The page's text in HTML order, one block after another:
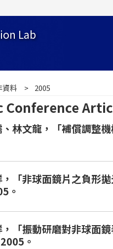
Lab
資料 2005
Conference
林文龍，「補償調整
，「非球面鏡片之負
。
，「振動研磨對非球
。